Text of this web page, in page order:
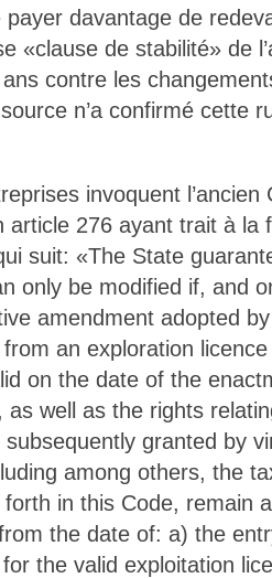
davantage de
«clause de stabilité» de
contre les
n’a confirmé cette
invoquent
article 276 ayant trait à la
suit: «The State
only be modified if, and
amendment adopted
an exploration
on the date of the
as well as the rights
granted by
among others, the
in this Code, remain
the date of: a) the
the valid exploitation